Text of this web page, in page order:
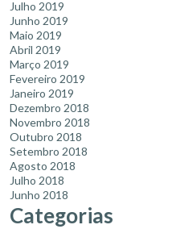
Julho 2019
Junho 2019
Maio 2019
Abril 2019
Março 2019
Fevereiro 2019
Janeiro 2019
Dezembro 2018
Novembro 2018
Outubro 2018
Setembro 2018
Agosto 2018
Julho 2018
Junho 2018
Categorias